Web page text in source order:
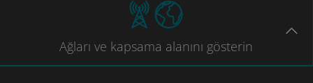
Ağları ve kapsama alanını gösterin